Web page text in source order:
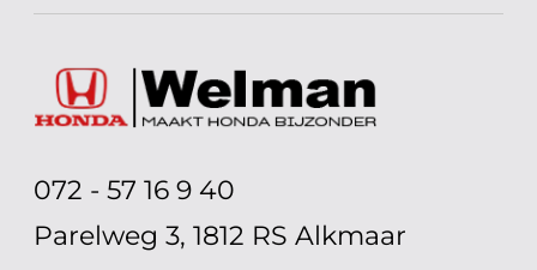
072 - 57 16 9 40
Parelweg 3, 1812 RS Alkmaar